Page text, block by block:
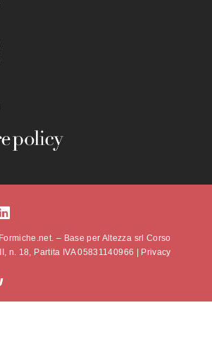
– Base per Altezza srl Corso
n. 18, Partita IVA 05831140966 | Privacy